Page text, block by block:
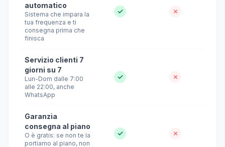
automatico
Sistema che impara la
tua frequenza e ti
consegna prima che
finisca
✓ ✗
Servizio clienti 7
giorni su 7
Lun-Dom dalle 7:00
alle 22:00, anche
WhatsApp
✓ ✗
Garanzia
consegna al piano
O è gratis: se non te la
portiamo al piano, non
✓ ✗